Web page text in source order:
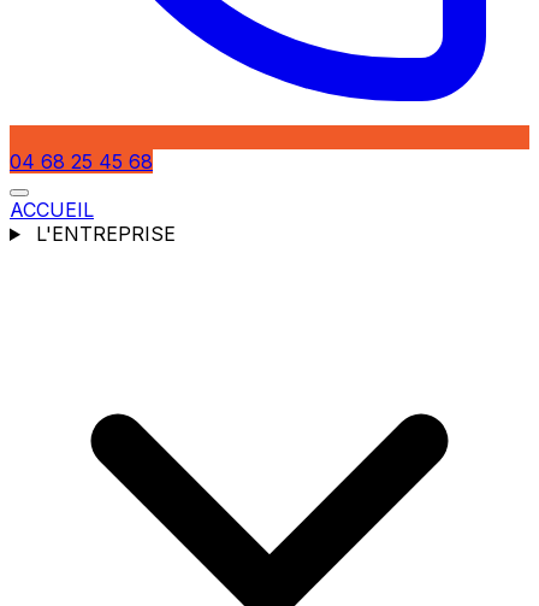
04 68 25 45 68
ACCUEIL
L'ENTREPRISE